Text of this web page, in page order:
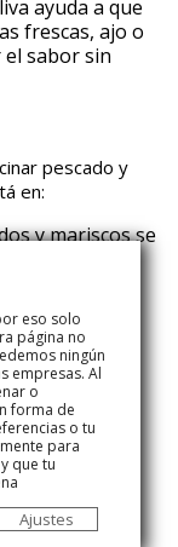
ayuda a que
frescas, ajo o
sabor sin
pescado y
en:
y mariscos se
unos
de la
que se
blancos se
mariscos
tiempo,
casi al
eso solo
página no
ningún
empresas. Al
o
forma de
o tu
para
que tu
Ajustes